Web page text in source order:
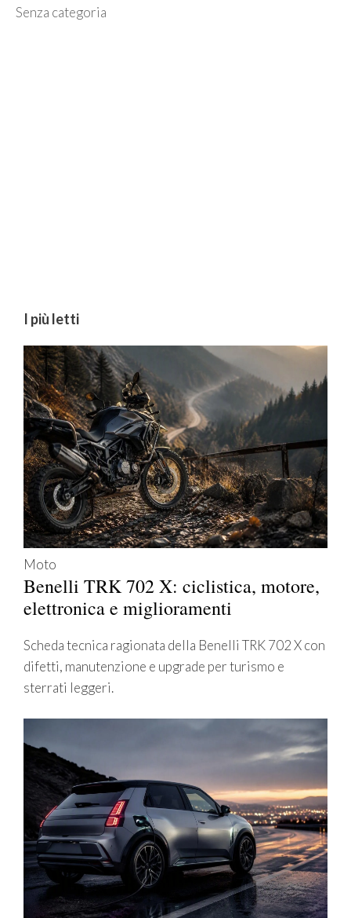
Categorie
Senza categoria
I più letti
Moto
Benelli TRK 702 X: ciclistica, motore,
elettronica e miglioramenti
Scheda tecnica ragionata della Benelli TRK 702 X con
difetti, manutenzione e upgrade per turismo e
sterrati leggeri.